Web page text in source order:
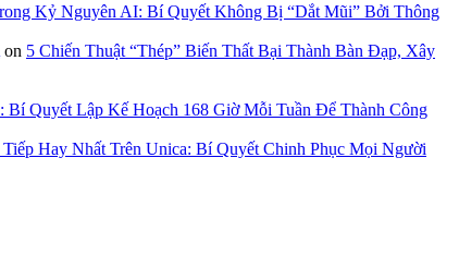
Kỷ Nguyên AI: Bí Quyết Không Bị “Dắt Mũi” Bởi Thông
on 5 Chiến Thuật “Thép” Biến Thất Bại Thành Bàn Đạp, Xây
Bí Quyết Lập Kế Hoạch 168 Giờ Mỗi Tuần Để Thành Công
Hay Nhất Trên Unica: Bí Quyết Chinh Phục Mọi Người